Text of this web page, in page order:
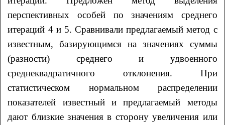
перспективных особей по значениям среднего
итераций 4 и 5. Сравнивали предлагаемый метод с
известным, базирующимся на значениях суммы
(разности) среднего и удвоенного
среднеквадратичного отклонения. При
статистическом нормальном распределении
показателей известный и предлагаемый методы
дают близкие значения в сторону увеличения или